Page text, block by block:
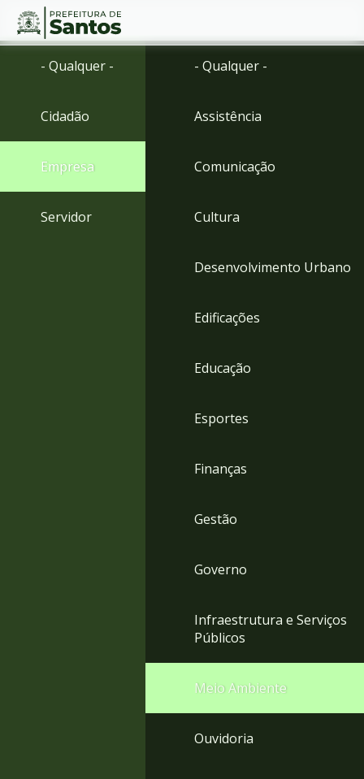
Ir
Ir
menu
Conteúdo
- Qualquer -
Cidadão
Empresa
Servidor
- Qualquer -
Assistência
Comunicação
Cultura
Desenvolvimento Urbano
Edificações
Educação
Esportes
Finanças
Gestão
Governo
Infraestrutura e Serviços
Públicos
Meio Ambiente
Ouvidoria